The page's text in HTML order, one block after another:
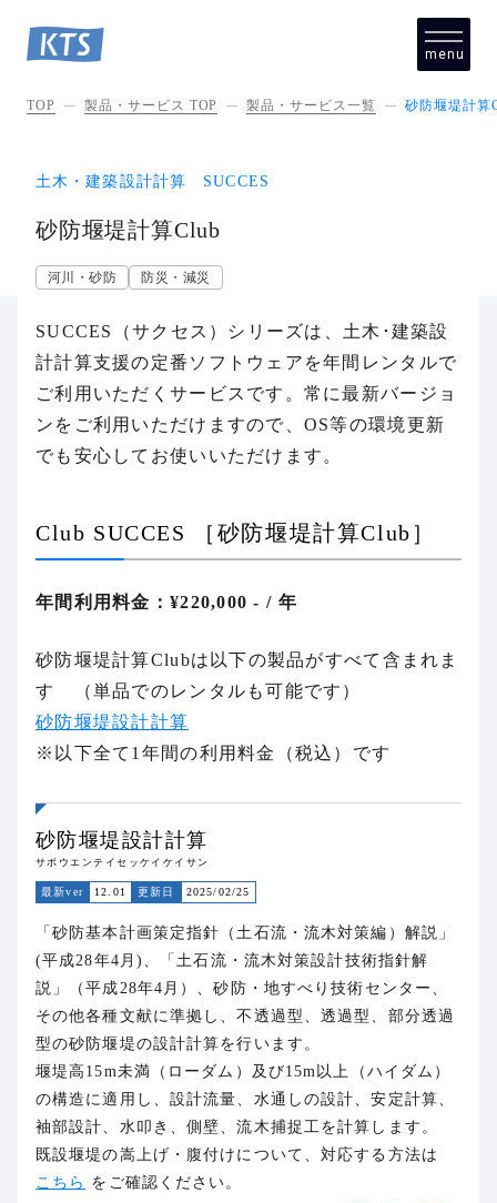
menu
close
TOP 製品・サービス TOP 製品・サービス一覧 砂防堰堤計算
土木・建築設計計算 SUCCES
砂防堰堤計算Club
河川・砂防 防災・減災
SUCCES（サクセス）シリーズは、土木･建築設
計計算支援の定番ソフトウェアを年間レンタルで
ご利用いただくサービスです。常に最新バージョ
ンをご利用いただけますので、OS等の環境更新
でも安心してお使いいただけます。
Club SUCCES ［砂防堰堤計算Club］
年間利用料金：¥220,000 - / 年
砂防堰堤計算Clubは以下の製品がすべて含まれま
す （単品でのレンタルも可能です）
砂防堰堤設計計算
※以下全て1年間の利用料金（税込）です
砂防堰堤設計計算
サボウエンテイセッケイケイサン
最新ver 12.01 更新日 2025/02/25
「砂防基本計画策定指針（土石流・流木対策編）解説」
(平成28年4月)、「土石流・流木対策設計技術指針解
説」（平成28年4月）、砂防・地すべり技術センター、
その他各種文献に準拠し、不透過型、透過型、部分透過
型の砂防堰堤の設計計算を行います。
堰堤高15m未満（ローダム）及び15m以上（ハイダム）
の構造に適用し、設計流量、水通しの設計、安定計算、
袖部設計、水叩き、側壁、流木捕捉工を計算します。
既設堰堤の嵩上げ・腹付けについて、対応する方法は
こちら をご確認ください。